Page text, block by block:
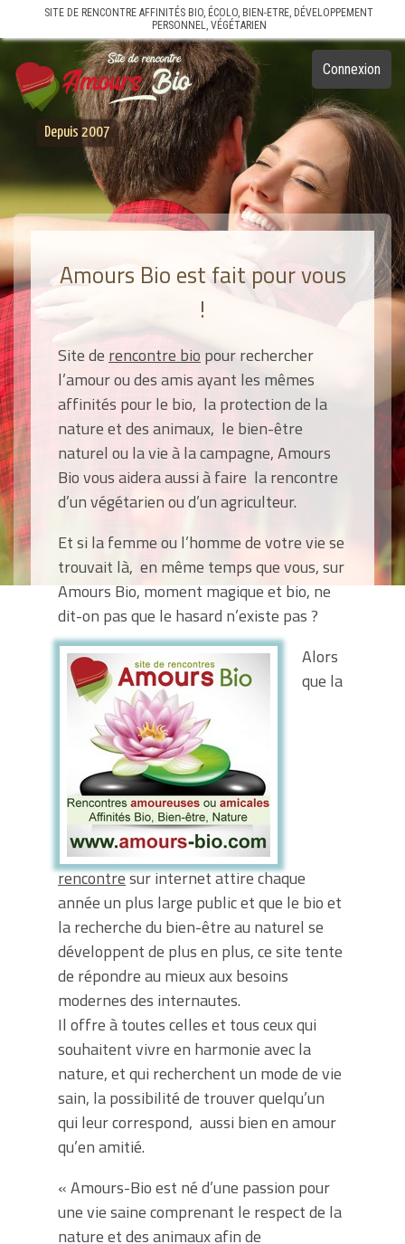
SITE DE RENCONTRE AFFINITÉS BIO, ÉCOLO, BIEN-ETRE, DÉVELOPPEMENT
PERSONNEL, VÉGÉTARIEN
Depuis 2007
Connexion
Amours Bio est fait pour vous
!
Site de rencontre bio pour rechercher
l’amour ou des amis ayant les mêmes
affinités pour le bio, la protection de la
nature et des animaux, le bien-être
naturel ou la vie à la campagne, Amours
Bio vous aidera aussi à faire la rencontre
d’un végétarien ou d’un agriculteur.
Et si la femme ou l’homme de votre vie se
trouvait là, en même temps que vous, sur
AmoursBio, moment magique et bio, ne
dit-on pas que le hasard n’existe pas ?
Alors
que la
rencontresur internet attire chaque
année un plus large public et que le bio et
la recherche du bien-être au naturel se
développent de plus en plus, ce site tente
de répondre au mieux aux besoins
modernes des internautes.
Il offre à toutes celles et tous ceux qui
souhaitent vivre en harmonie avec la
nature, et qui recherchent un mode de vie
sain, la possibilité de trouver quelqu’un
qui leur correspond, aussi bien en amour
qu’en amitié.
« Amours-Bio est né d’une passion pour
une vie saine comprenant le respect de la
nature et des animaux afin de